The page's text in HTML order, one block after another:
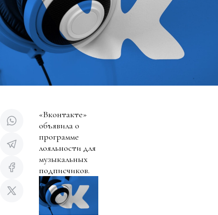
«Вконтакте»
объявила о
программе
лояльности для
музыкальных
подписчиков.